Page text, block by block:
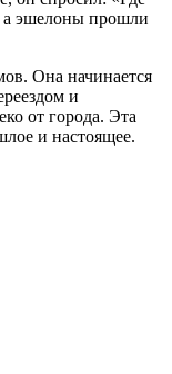
а эшелоны прошли
Она начинается
и
от города. Эта
и настоящее.